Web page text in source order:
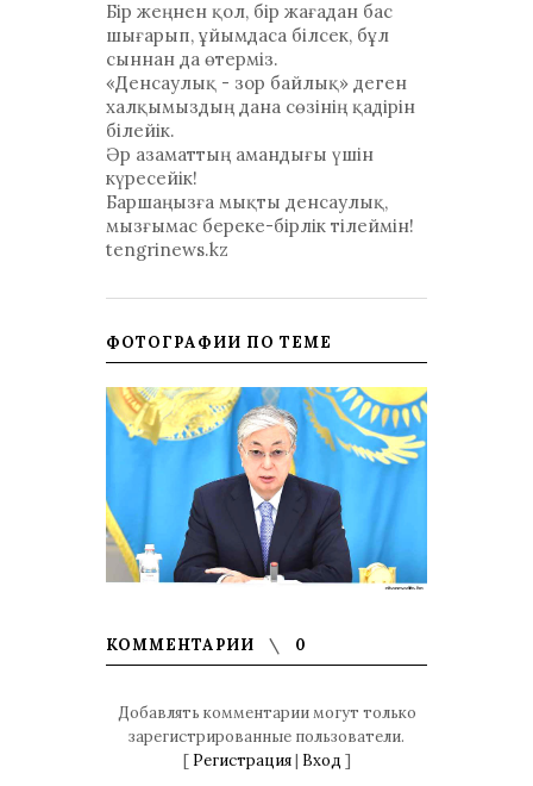
Бір жеңнен қол, бір жағадан бас
шығарып, ұйымдаса білсек, бұл
сыннан да өтерміз.
«Денсаулық - зор байлық» деген
халқымыздың дана сөзінің қадірін
білейік.
Әр азаматтың амандығы үшін
күресейік!
Баршаңызға мықты денсаулық,
мызғымас береке-бірлік тілеймін!
tengrinews.kz
ФОТОГРАФИИ ПО ТЕМЕ
КОММЕНТАРИИ 0
Добавлять комментарии могут только
зарегистрированные пользователи.
[ Регистрация| Вход ]